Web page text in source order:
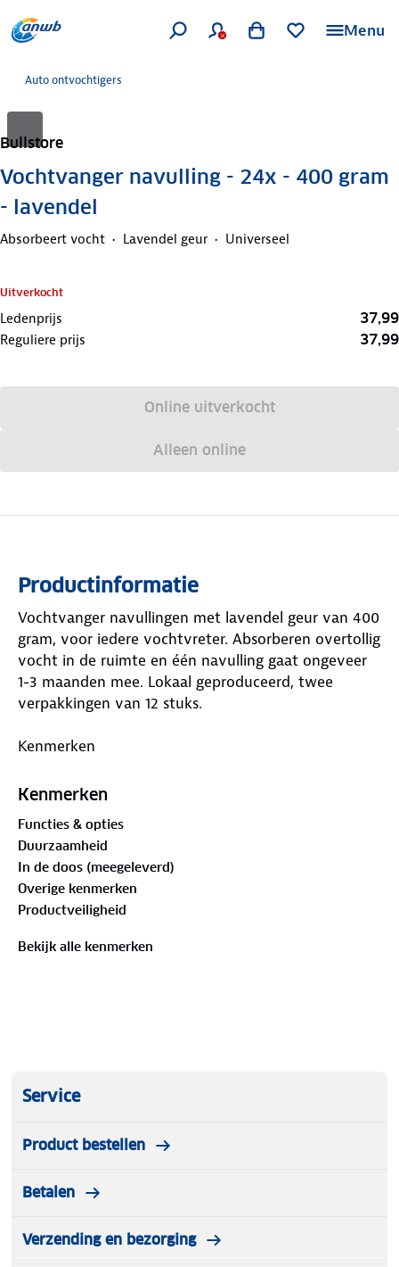
Menu
Auto ontvochtigers
Bullstore
Vochtvanger navulling - 24x - 400 gram
- lavendel
Absorbeert vocht Lavendel geur Universeel
Uitverkocht
Ledenprijs 37,99
Reguliere prijs 37,99
Online uitverkocht
Alleen online
Productinformatie
Vochtvanger navullingen met lavendel geur van 400
gram, voor iedere vochtvreter. Absorberen overtollig
vocht in de ruimte en één navulling gaat ongeveer
1-3 maanden mee. Lokaal geproduceerd, twee
verpakkingen van 12 stuks.
Kenmerken
Past in iedere vochtvanger
Gemaakt in Nederland
Inhoud
24 x 400 gram lavendel navulling
Kenmerken
Functies & opties
Duurzaamheid
In de doos (meegeleverd)
Overige kenmerken
Productveiligheid
Bekijk alle kenmerken
Service
Product bestellen
Betalen
Verzending en bezorging